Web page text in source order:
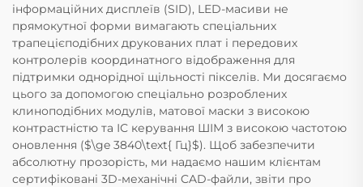
інформаційних дисплеїв (SID), LED-масиви не
прямокутної форми вимагають спеціальних
трапецієподібних друкованих плат і передових
контролерів координатного відображення для
підтримки однорідної щільності пікселів. Ми досягаємо
цього за допомогою спеціально розроблених
клиноподібних модулів, матової маски з високою
контрастністю та ІС керування ШІМ з високою частотою
оновлення ($\ge 3840\text{ Гц}$). Щоб забезпечити
абсолютну прозорість, ми надаємо нашим клієнтам
сертифіковані 3D-механічні CAD-файли, звіти про